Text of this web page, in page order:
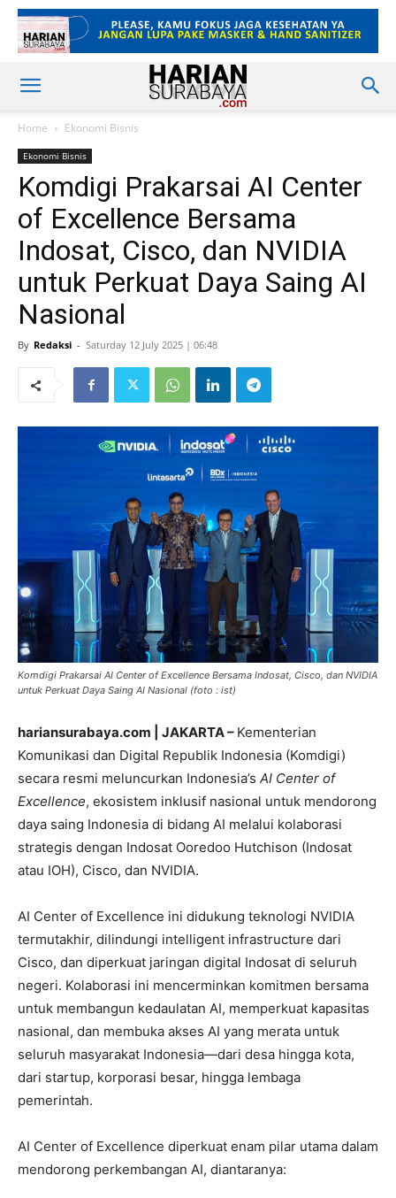
Home Ekonomi Bisnis
Ekonomi Bisnis
Komdigi Prakarsai AI Center
of Excellence Bersama
Indosat, Cisco, dan NVIDIA
untuk Perkuat Daya Saing AI
Nasional
By Redaksi - Saturday 12 July 2025 | 06:48
Komdigi Prakarsai AI Center of Excellence Bersama Indosat, Cisco, dan NVIDIA
untuk Perkuat Daya Saing AI Nasional (foto : ist)
hariansurabaya.com | JAKARTA – Kementerian
Komunikasi dan Digital Republik Indonesia (Komdigi)
secara resmi meluncurkan Indonesia’s AI Center of
Excellence, ekosistem inklusif nasional untuk mendorong
daya saing Indonesia di bidang AI melalui kolaborasi
strategis dengan Indosat Ooredoo Hutchison (Indosat
atau IOH), Cisco, dan NVIDIA.
AI Center of Excellence ini didukung teknologi NVIDIA
termutakhir, dilindungi intelligent infrastructure dari
Cisco, dan diperkuat jaringan digital Indosat di seluruh
negeri. Kolaborasi ini mencerminkan komitmen bersama
untuk membangun kedaulatan AI, memperkuat kapasitas
nasional, dan membuka akses AI yang merata untuk
seluruh masyarakat Indonesia—dari desa hingga kota,
dari startup, korporasi besar, hingga lembaga
pemerintah.
AI Center of Excellence diperkuat enam pilar utama dalam
mendorong perkembangan AI, diantaranya: